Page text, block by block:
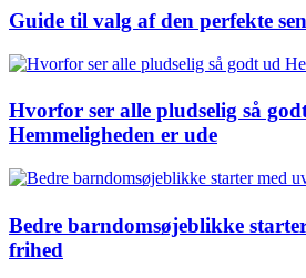
Guide til valg af den perfekte
Hvorfor ser alle pludselig så
Hemmeligheden er ude
Bedre barndomsøjeblikke
frihed